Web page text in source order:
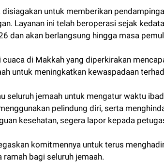
disiagakan untuk memberikan
Layanan ini telah beroperasi sejak
dan akan berlangsung hingga masa
cuaca di Makkah yang diperkirakan
untuk meningkatkan kewaspadaan
seluruh jemaah untuk mengatur waktu
pelindung diri, serta
kesehatan, segera lapor kepada
komitmennya untuk terus
bagi seluruh jemaah.